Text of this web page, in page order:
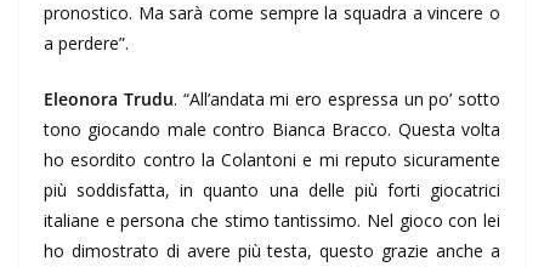
pronostico. Ma sarà come sempre la squadra a vincere o
a perdere”.
Eleonora Trudu. “All’andata mi ero espressa un po’ sotto
tono giocando male contro Bianca Bracco. Questa volta
ho esordito contro la Colantoni e mi reputo sicuramente
più soddisfatta, in quanto una delle più forti giocatrici
italiane e persona che stimo tantissimo. Nel gioco con lei
ho dimostrato di avere più testa, questo grazie anche a